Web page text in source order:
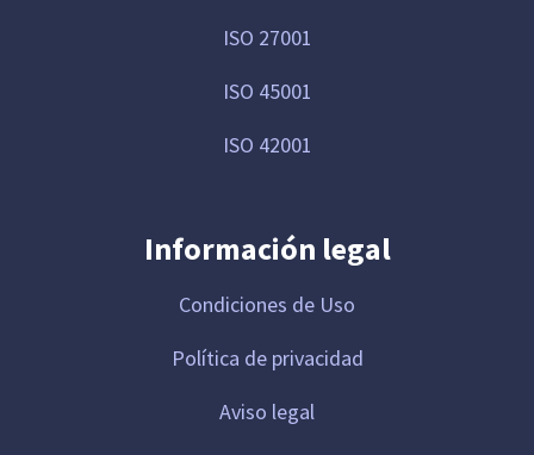
ISO 27001
ISO 45001
ISO 42001
Información legal
Condiciones de Uso
Política de privacidad
Aviso legal